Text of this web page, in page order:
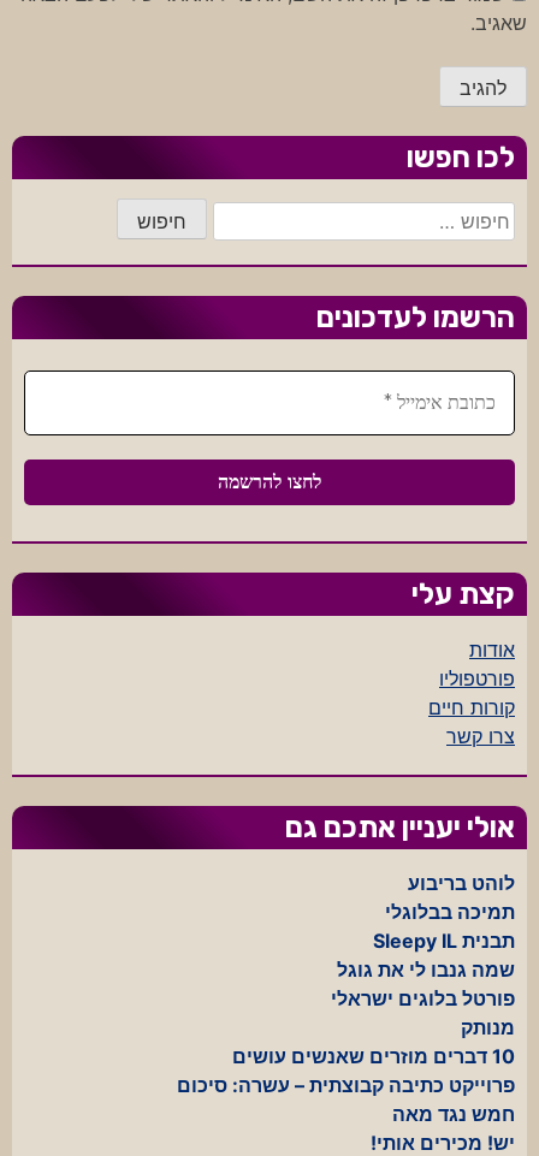
שאגיב.
לכו חפשו
חיפוש:
הרשמו לעדכונים
קצת עלי
אודות
פורטפוליו
קורות חיים
צרו קשר
אולי יעניין אתכם גם
לוהט בריבוע
תמיכה בבלוגלי
תבנית Sleepy IL
שמה גנבו לי את גוגל
פורטל בלוגים ישראלי
מנותק
10 דברים מוזרים שאנשים עושים
פרוייקט כתיבה קבוצתית – עשרה: סיכום
חמש נגד מאה
יש! מכירים אותי!